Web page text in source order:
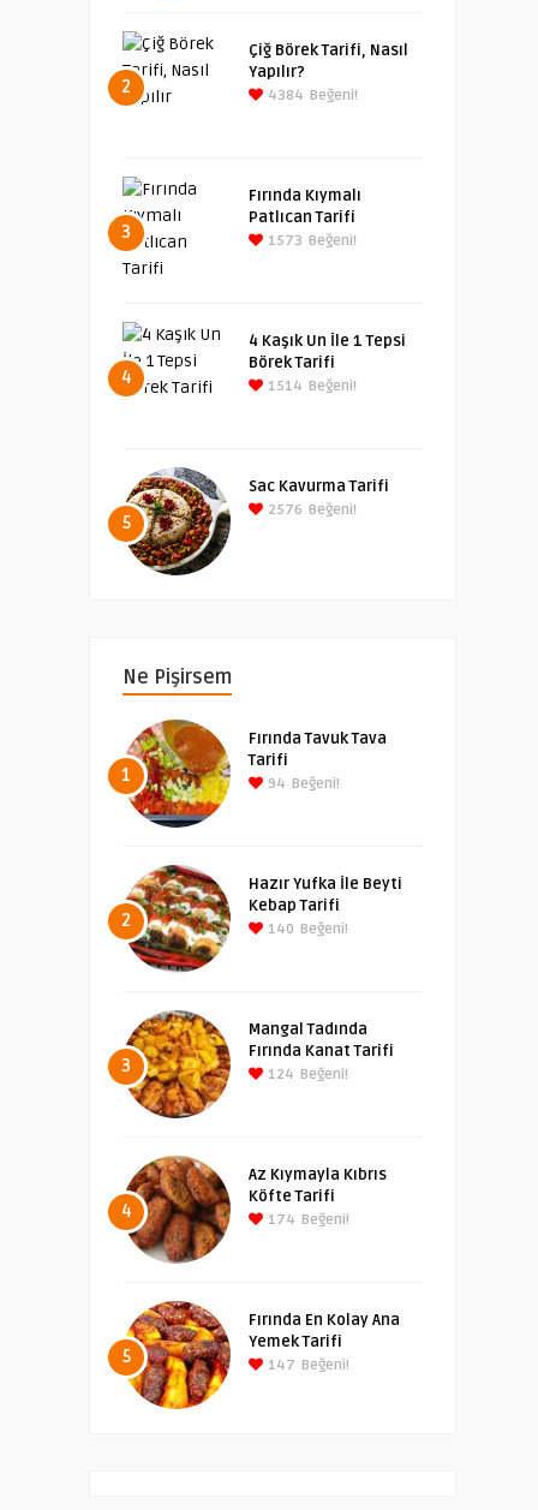
2
Çiğ Börek Tarifi, Nasıl
Yapılır?
4384 Beğeni!
3
Fırında Kıymalı
Patlıcan Tarifi
1573 Beğeni!
4
4 Kaşık Un İle 1 Tepsi
Börek Tarifi
1514 Beğeni!
5
Sac Kavurma Tarifi
2576 Beğeni!
Ne Pişirsem
1
Fırında Tavuk Tava
Tarifi
94 Beğeni!
2
Hazır Yufka İle Beyti
Kebap Tarifi
140 Beğeni!
3
Mangal Tadında
Fırında Kanat Tarifi
124 Beğeni!
4
Az Kıymayla Kıbrıs
Köfte Tarifi
174 Beğeni!
5
Fırında En Kolay Ana
Yemek Tarifi
147 Beğeni!